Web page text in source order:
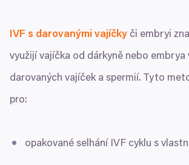
IVF s darovanými vajíčky či embryi
využijí vajíčka od dárkyně nebo embrya
darovaných vajíček a spermií. Tyto
pro:
opakované selhání IVF cyklu s